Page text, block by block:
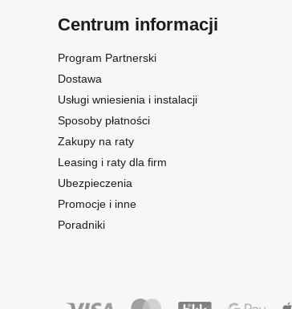
Centrum informacji
Program Partnerski
Dostawa
Usługi wniesienia i instalacji
Sposoby płatności
Zakupy na raty
Leasing i raty dla firm
Ubezpieczenia
Promocje i inne
Poradniki